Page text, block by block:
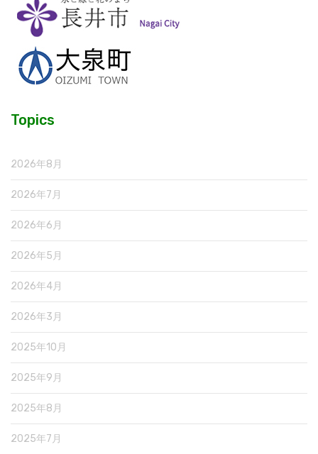
Topics
2026年8月
2026年7月
2026年6月
2026年5月
2026年4月
2026年3月
2025年10月
2025年9月
2025年8月
2025年7月